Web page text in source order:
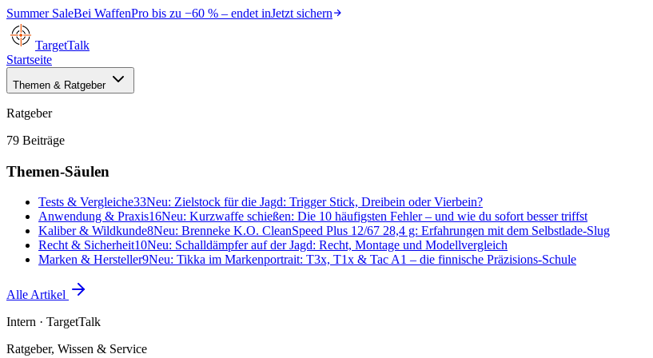
Summer SaleBei WaffenPro bis zu −60 % – endet inJetzt sichern
TargetTalk
Startseite
Themen & Ratgeber
Ratgeber
79 Beiträge
Themen-Säulen
Tests & Vergleiche33Neu: Zielstock für die Jagd: Trigger Stick, Dreibein oder Vierbein?
Anwendung & Praxis16Neu: Kurzwaffe schießen: Die 10 häufigsten Fehler – und wie du sofort besser triffst
Kaliber & Wildkunde8Neu: Brenneke K.O. CleanSpeed Plus 12/67 28,4 g: Erfahrungen mit dem Selbstlade-Slug
Recht & Sicherheit10Neu: Schalldämpfer auf der Jagd: Recht, Montage und Modellvergleich
Marken & Hersteller9Neu: Tikka im Markenportrait: T3x, T1x & Tac A1 – die finnische Präzisions-Schule
Alle Artikel
Intern · TargetTalk
Ratgeber, Wissen & Service